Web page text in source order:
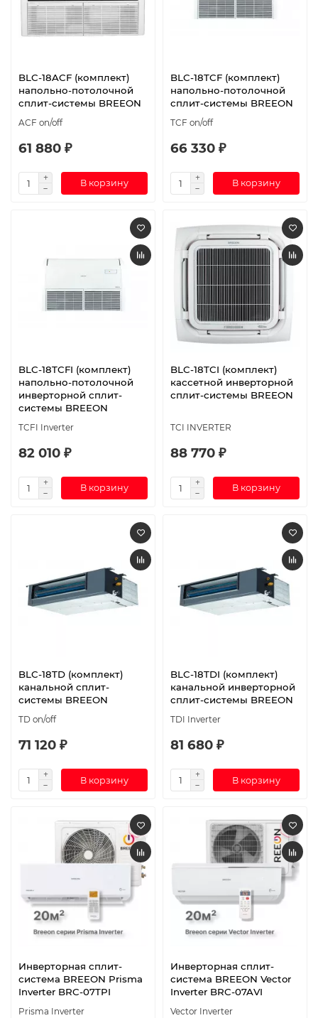
BLC-18ACF (комплект)
напольно-потолочной
сплит-системы BREEON
ACF on/off
61 880 ₽
В корзину
BLC-18TCF (комплект)
напольно-потолочной
сплит-системы BREEON
TCF on/off
66 330 ₽
В корзину
BLC-18TCFI (комплект)
напольно-потолочной
инверторной сплит-
системы BREEON
TCFI Inverter
82 010 ₽
В корзину
BLC-18TCI (комплект)
кассетной инверторной
сплит-системы BREEON
TCI INVERTER
88 770 ₽
В корзину
BLC-18TD (комплект)
канальной сплит-
системы BREEON
TD on/off
71 120 ₽
В корзину
BLC-18TDI (комплект)
канальной инверторной
сплит-системы BREEON
TDI Inverter
81 680 ₽
В корзину
Инверторная сплит-
система BREEON Prisma
Inverter BRC-07TPI
Prisma Inverter
Инверторная сплит-
система BREEON Vector
Inverter BRC-07AVI
Vector Inverter